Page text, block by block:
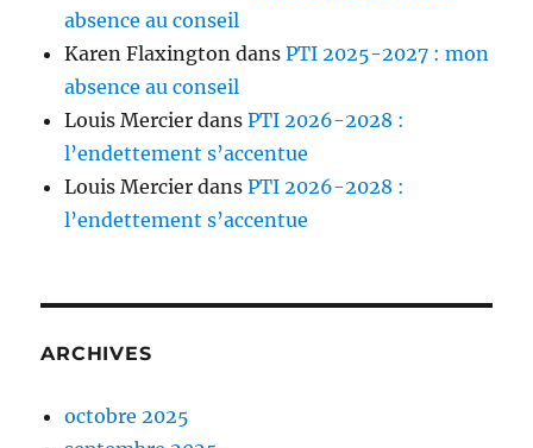
absence au conseil
Karen Flaxington dansPTI 2025-2027 : mon
absence au conseil
Louis Mercier dansPTI 2026-2028 :
l’endettement s’accentue
Louis Mercier dansPTI 2026-2028 :
l’endettement s’accentue
ARCHIVES
octobre 2025